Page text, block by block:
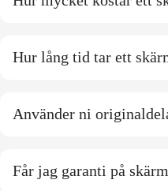
Hur lång tid tar ett
Använder ni
Får jag garanti på